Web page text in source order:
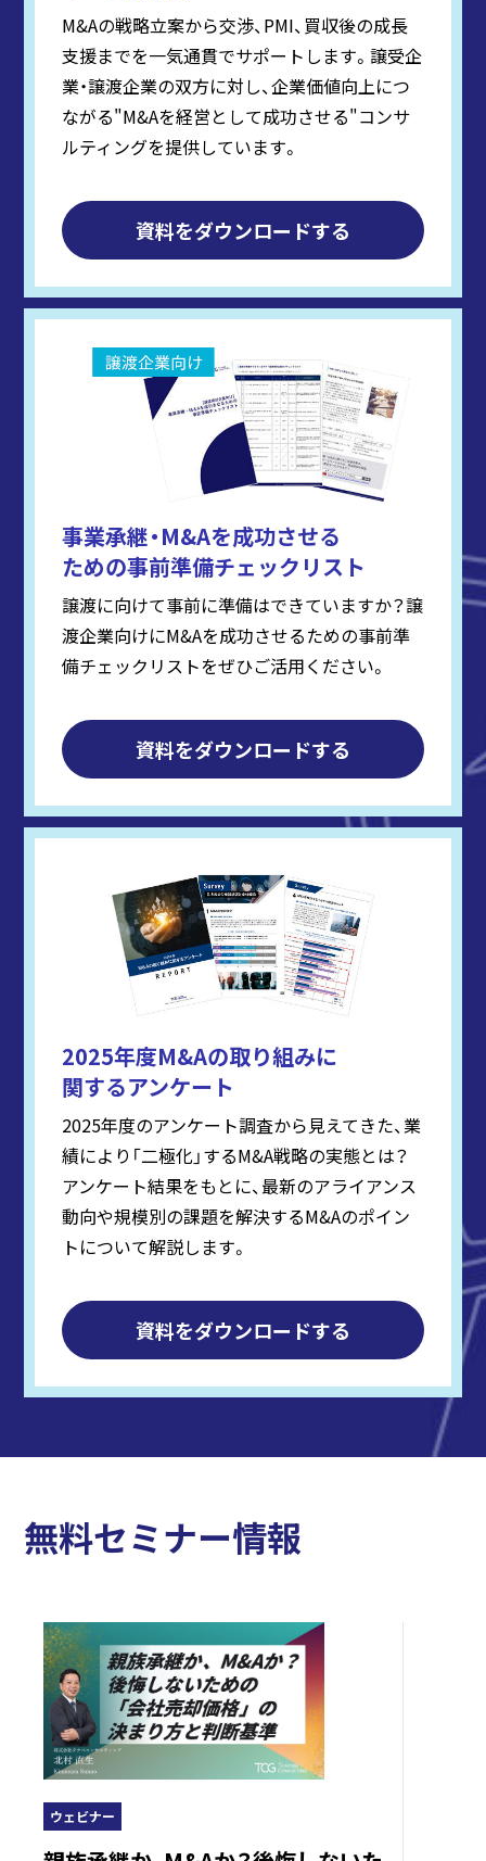
M&Aの戦略立案から交渉、PMI、買収後の成長
支援までを一気通貫でサポートします。譲受企
業・譲渡企業の双方に対し、企業価値向上につ
ながる"M&Aを経営として成功させる"コンサ
ルティングを提供しています。
資料をダウンロードする
事業承継・M&Aを成功させる
ための事前準備チェックリスト
譲渡に向けて事前に準備はできていますか？譲
渡企業向けにM&Aを成功させるための事前準
備チェックリストをぜひご活用ください。
資料をダウンロードする
2025年度M&Aの取り組みに
関するアンケート
2025年度のアンケート調査から見えてきた、業
績により「二極化」するM&A戦略の実態とは？
アンケート結果をもとに、最新のアライアンス
動向や規模別の課題を解決するM&Aのポイン
トについて解説します。
資料をダウンロードする
無料セミナー情報